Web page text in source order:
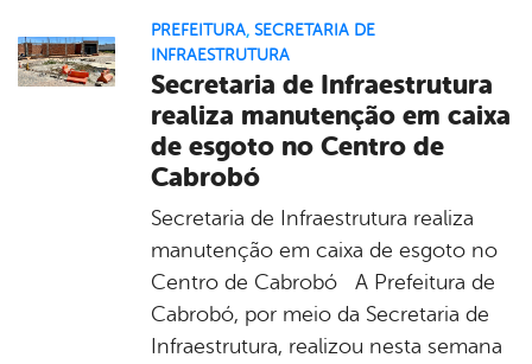
PREFEITURA, SECRETARIA DE
INFRAESTRUTURA
Secretaria de Infraestrutura
realiza manutenção em caixa
de esgoto no Centro de
Cabrobó
Secretaria de Infraestrutura realiza
manutenção em caixa de esgoto no
Centro de Cabrobó A Prefeitura de
Cabrobó, por meio da Secretaria de
Infraestrutura, realizou nesta semana